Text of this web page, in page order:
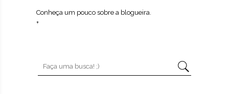
Conheça um pouco sobre a blogueira.
+